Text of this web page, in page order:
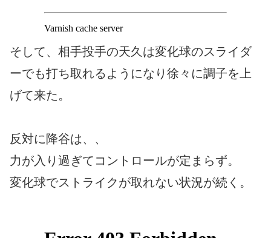
そして、相手投手の天久は変化球のスライダ
ーでも打ち取れるようになり徐々に調子を上
げて来た。
反対に降谷は、、
力が入り過ぎてコントロールが定まらず。
変化球でストライクが取れない状況が続く。